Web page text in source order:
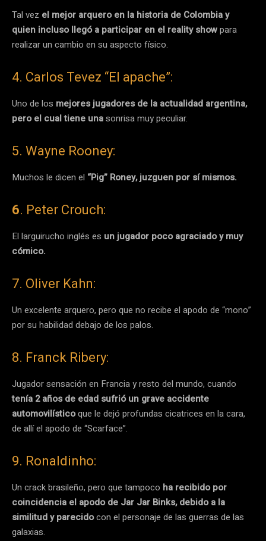
Tal vez el mejor arquero en la historia de Colombia y
quien incluso llegó a participar en el reality showpara
realizar un cambio en su aspecto físico.
4. Carlos Tevez “El apache”:
Uno de los mejores jugadores de la actualidad argentina,
pero el cual tiene unasonrisa muy peculiar.
5. Wayne Rooney:
Muchos le dicen el “Pig” Roney, juzguen por sí mismos.
6. Peter Crouch:
El larguirucho inglés es un jugador poco agraciado y muy
cómico.
7. Oliver Kahn:
Un excelente arquero, pero que no recibe el apodo de “mono”
por su habilidad debajo de los palos.
8. Franck Ribery:
Jugador sensación en Francia y resto del mundo, cuando
tenía 2 años de edad sufrió un grave accidente
automovilísticoque le dejó profundas cicatrices en la cara,
de allí el apodo de “Scarface”.
9. Ronaldinho:
Un crack brasileño, pero que tampoco ha recibido por
coincidencia el apodo de Jar Jar Binks, debido a la
similitud y parecidocon el personaje de las guerras de las
galaxias.